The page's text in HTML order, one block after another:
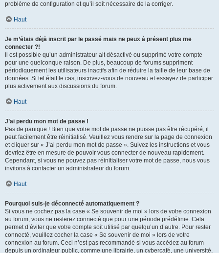
problème de configuration et qu’il soit nécessaire de la corriger.
Haut
Je m’étais déjà inscrit par le passé mais ne peux à présent plus me
connecter ?!
Il est possible qu’un administrateur ait désactivé ou supprimé votre compte
pour une quelconque raison. De plus, beaucoup de forums suppriment
périodiquement les utilisateurs inactifs afin de réduire la taille de leur base de
données. Si tel était le cas, inscrivez-vous de nouveau et essayez de participer
plus activement aux discussions du forum.
Haut
J’ai perdu mon mot de passe !
Pas de panique ! Bien que votre mot de passe ne puisse pas être récupéré, il
peut facilement être réinitialisé. Veuillez vous rendre sur la page de connexion
et cliquer sur « J’ai perdu mon mot de passe ». Suivez les instructions et vous
devriez être en mesure de pouvoir vous connecter de nouveau rapidement.
Cependant, si vous ne pouvez pas réinitialiser votre mot de passe, nous vous
invitons à contacter un administrateur du forum.
Haut
Pourquoi suis-je déconnecté automatiquement ?
Si vous ne cochez pas la case « Se souvenir de moi » lors de votre connexion
au forum, vous ne resterez connecté que pour une période prédéfinie. Cela
permet d’éviter que votre compte soit utilisé par quelqu’un d’autre. Pour rester
connecté, veuillez cocher la case « Se souvenir de moi » lors de votre
connexion au forum. Ceci n’est pas recommandé si vous accédez au forum
depuis un ordinateur public, comme une librairie, un cybercafé, une université,